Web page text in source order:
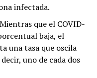
infectada.
que el COVID-
baja, el
una tasa que oscila
decir, uno de cada dos